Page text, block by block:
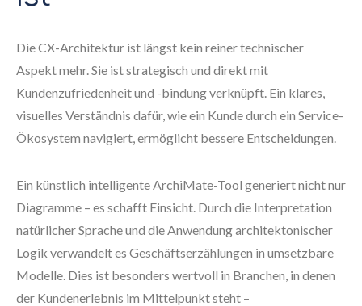
Die CX-Architektur ist längst kein reiner technischer
Aspekt mehr. Sie ist strategisch und direkt mit
Kundenzufriedenheit und -bindung verknüpft. Ein klares,
visuelles Verständnis dafür, wie ein Kunde durch ein Service-
Ökosystem navigiert, ermöglicht bessere Entscheidungen.
Ein künstlich intelligente ArchiMate-Tool generiert nicht nur
Diagramme – es schafft Einsicht. Durch die Interpretation
natürlicher Sprache und die Anwendung architektonischer
Logik verwandelt es Geschäftserzählungen in umsetzbare
Modelle. Dies ist besonders wertvoll in Branchen, in denen
der Kundenerlebnis im Mittelpunkt steht –